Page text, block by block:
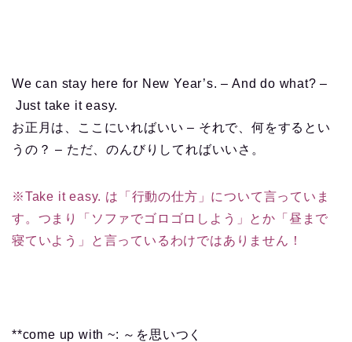
We can stay here for New Year’s. – And do what? –
Just take it easy.
お正月は、ここにいればいい – それで、何をするとい
うの？ – ただ、のんびりしてればいいさ。
※Take it easy. は「行動の仕方」について言っていま
す。つまり「ソファでゴロゴロしよう」とか「昼まで
寝ていよう」と言っているわけではありません！
**come up with ~: ～を思いつく